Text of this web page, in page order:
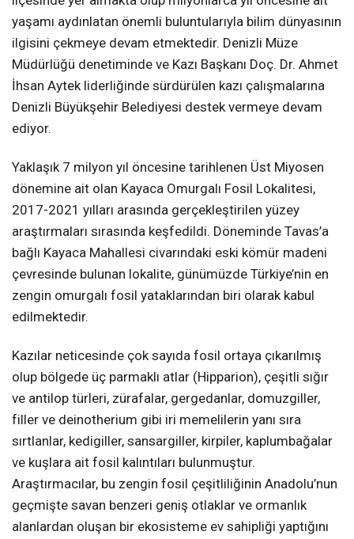
yaşamı aydınlatan önemli buluntularıyla bilim dünyasının
ilgisini çekmeye devam etmektedir. Denizli Müze
Müdürlüğü denetiminde ve Kazı Başkanı Doç. Dr. Ahmet
İhsan Aytek liderliğinde sürdürülen kazı çalışmalarına
Denizli Büyükşehir Belediyesi destek vermeye devam
ediyor.
Yaklaşık 7 milyon yıl öncesine tarihlenen Üst Miyosen
dönemine ait olan Kayaca Omurgalı Fosil Lokalitesi,
2017-2021 yılları arasında gerçekleştirilen yüzey
araştırmaları sırasında keşfedildi. Döneminde Tavas’a
bağlı Kayaca Mahallesi civarındaki eski kömür madeni
çevresinde bulunan lokalite, günümüzde Türkiye’nin en
zengin omurgalı fosil yataklarından biri olarak kabul
edilmektedir.
Kazılar neticesinde çok sayıda fosil ortaya çıkarılmış
olup bölgede üç parmaklı atlar (Hipparion), çeşitli sığır
ve antilop türleri, zürafalar, gergedanlar, domuzgiller,
filler ve deinotherium gibi iri memelilerin yanı sıra
sırtlanlar, kedigiller, sansargiller, kirpiler, kaplumbağalar
ve kuşlara ait fosil kalıntıları bulunmuştur.
Araştırmacılar, bu zengin fosil çeşitliliğinin Anadolu’nun
geçmişte savan benzeri geniş otlaklar ve ormanlık
alanlardan oluşan bir ekosisteme ev sahipliği yaptığını